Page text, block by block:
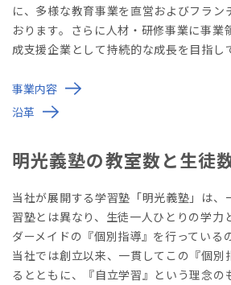
に、多様な教育事業を直営およびフラン
おります。さらに人材・研修事業に事業
成支援企業として持続的な成長を目指し
事業内容
沿革
明光義塾の教室数と生徒
当社が展開する学習塾「明光義塾」は、
習塾とは異なり、生徒一人ひとりの学力
ダーメイドの『個別指導』を行っている
当社では創立以来、一貫してこの『個別
るとともに、『自立学習』という理念の